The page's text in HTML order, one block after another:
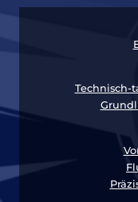
Technisch-